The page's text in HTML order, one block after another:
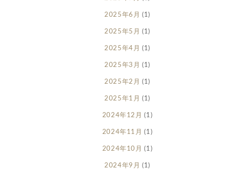
2025年6月 (1)
2025年5月 (1)
2025年4月 (1)
2025年3月 (1)
2025年2月 (1)
2025年1月 (1)
2024年12月 (1)
2024年11月 (1)
2024年10月 (1)
2024年9月 (1)